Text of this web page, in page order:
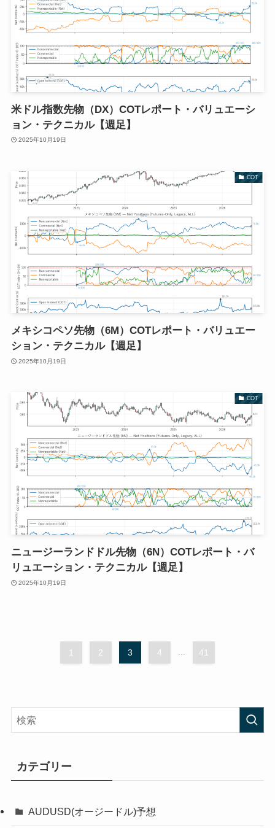
米ドル指数先物（DX）COTレポート・バリュエーシ
ョン・テクニカル【週足】
2025年10月19日
COT
メキシコペソ先物（6M）COTレポート・バリュエー
ション・テクニカル【週足】
2025年10月19日
COT
ニュージーランドドル先物（6N）COTレポート・バ
リュエーション・テクニカル【週足】
2025年10月19日
1 2 3 4 ... 41
カテゴリー
AUDUSD(オージードル)予想